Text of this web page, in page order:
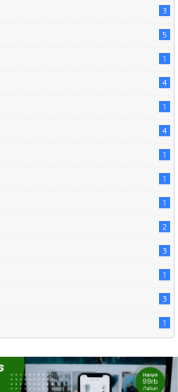
3
5
1
4
1
4
1
1
1
2
3
1
3
1